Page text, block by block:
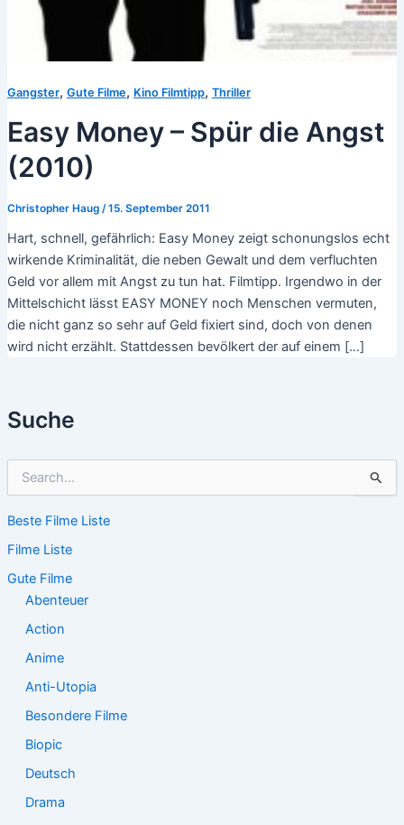
Suche
h
n
n
Beste Filme Liste
Filme Liste
Gute Filme
Abenteuer
Action
Anime
Anti-Utopia
Besondere Filme
Biopic
Deutsch
Drama
Gangster, Gute Filme, Kino Filmtipp, Thriller
Easy Money – Spür die Angst
(2010)
Christopher Haug /15. September 2011
Hart, schnell, gefährlich: Easy Money zeigt schonungslos echt
wirkende Kriminalität, die neben Gewalt und dem verfluchten
Geld vor allem mit Angst zu tun hat. Filmtipp. Irgendwo in der
Mittelschicht lässt EASY MONEY noch Menschen vermuten,
die nicht ganz so sehr auf Geld fixiert sind, doch von denen
wird nicht erzählt. Stattdessen bevölkert der auf einem […]